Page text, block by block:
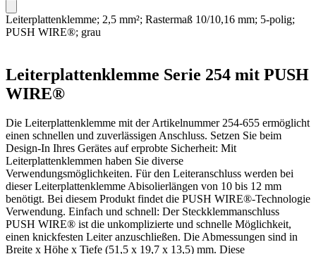
Leiterplattenklemme; 2,5 mm²; Rastermaß 10/10,16 mm; 5-polig;
PUSH WIRE®; grau
Leiterplattenklemme Serie 254 mit PUSH
WIRE®
Die Leiterplattenklemme mit der Artikelnummer 254-655 ermöglicht
einen schnellen und zuverlässigen Anschluss. Setzen Sie beim
Design-In Ihres Gerätes auf erprobte Sicherheit: Mit
Leiterplattenklemmen haben Sie diverse
Verwendungsmöglichkeiten. Für den Leiteranschluss werden bei
dieser Leiterplattenklemme Abisolierlängen von 10 bis 12 mm
benötigt. Bei diesem Produkt findet die PUSH WIRE®-Technologie
Verwendung. Einfach und schnell: Der Steckklemmanschluss
PUSH WIRE® ist die unkomplizierte und schnelle Möglichkeit,
einen knickfesten Leiter anzuschließen. Die Abmessungen sind in
Breite x Höhe x Tiefe (51,5 x 19,7 x 13,5) mm. Diese